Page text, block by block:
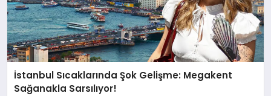
İstanbul Sıcaklarında Şok Gelişme: Megakent
Sağanakla Sarsılıyor!